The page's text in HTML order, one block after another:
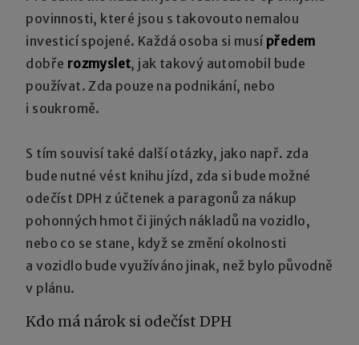
povinnosti, které jsou s takovouto nemalou
investicí spojené. Každá osoba si musí předem
dobře rozmyslet, jak takový automobil bude
používat. Zda pouze na podnikání, nebo
i soukromě.
S tím souvisí také další otázky, jako např. zda
bude nutné vést knihu jízd, zda si bude možné
odečíst DPH z účtenek a paragonů za nákup
pohonných hmot či jiných nákladů na vozidlo,
nebo co se stane, když se změní okolnosti
a vozidlo bude využíváno jinak, než bylo původně
v plánu.
Kdo má nárok si odečíst DPH